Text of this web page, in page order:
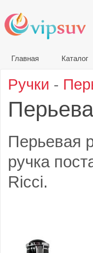
Главная Каталог
Ручки -
Перьевая
ручка
Ricci.